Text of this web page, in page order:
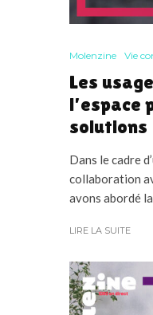
Molenzine Vie
Les
l’espace
solutions
Dans le cadre
collaboration
avons abordé
LIRE LA SUITE